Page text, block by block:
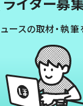
ースの取材・執筆